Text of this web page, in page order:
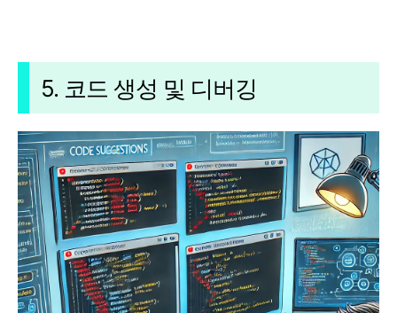
5. 코드 생성 및 디버깅